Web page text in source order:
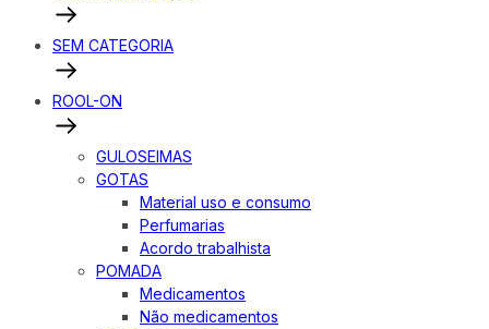
SEM CATEGORIA
ROOL-ON
GULOSEIMAS
GOTAS
Material uso e consumo
Perfumarias
Acordo trabalhista
POMADA
Medicamentos
Não medicamentos